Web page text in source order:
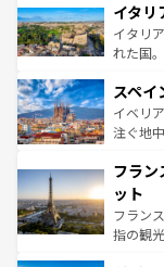
イタリ
イタリ
れた国。
ろん、
景など
ピザや
ませて
なお、
しい。
スペイ
イベリ
注ぐ地
文化が
れる闘
る。首
アート
フラン
ット
フラン
指の観